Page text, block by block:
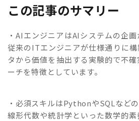
この記事のサマリー
・AIエンジニアはAIシステムの企画
従来のITエンジニアが仕様通りに
タから価値を抽出する実験的で不
ーチを特徴としています。
・必須スキルはPythonやSQLなどの
線形代数や統計学といった数学的素